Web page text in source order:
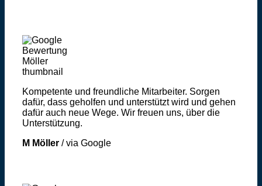
Kompetente und freundliche Mitarbeiter. Sorgen
dafür, dass geholfen und unterstützt wird und gehen
dafür auch neue Wege. Wir freuen uns, über die
Unterstützung.
M Möller /via Google